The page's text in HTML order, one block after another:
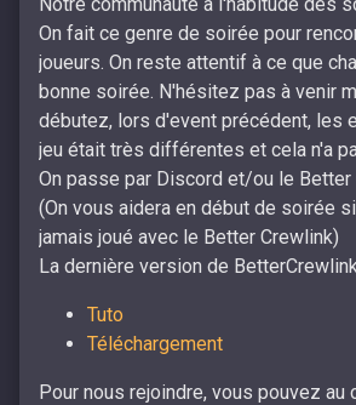
On fait ce genre de soirée pour
joueurs. On reste attentif à ce que
bonne soirée. N'hésitez pas à venir
débutez, lors d'event précédent, les
jeu était très différentes et cela n'a
On passe par Discord et/ou le Better
(On vous aidera en début de soirée
jamais joué avec le Better Crewlink)
La dernière version de
Tuto
Téléchargement
Pour nous rejoindre, vous pouvez au